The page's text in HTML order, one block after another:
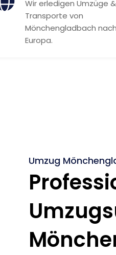
Wir erledigen Umzüge &
Transporte von
Mönchengladbach
Europa.
Umzug